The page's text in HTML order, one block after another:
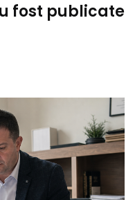
fost publicate